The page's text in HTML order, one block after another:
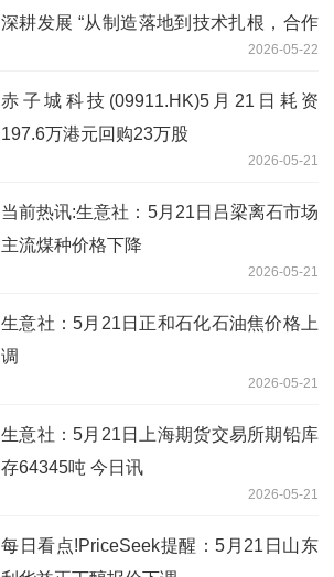
深耕发展 “从制造落地到技术扎根，合作
2026-05-22
赤子城科技(09911.HK)5月21日耗资
197.6万港元回购23万股
2026-05-21
当前热讯:生意社：5月21日吕梁离石市场
主流煤种价格下降
2026-05-21
生意社：5月21日正和石化石油焦价格上
调
2026-05-21
生意社：5月21日上海期货交易所期铅库
存64345吨 今日讯
2026-05-21
每日看点!PriceSeek提醒：5月21日山东